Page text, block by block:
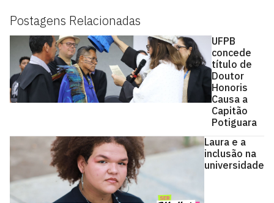
Postagens Relacionadas
UFPB
concede
título de
Doutor
Honoris
Causa a
Capitão
Potiguara
Laura e a
inclusão na
universidade